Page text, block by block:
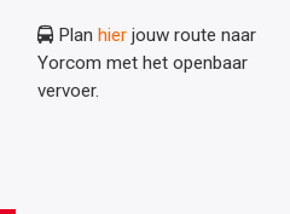
Plan hier jouw route naar
Yorcom met het openbaar
vervoer.